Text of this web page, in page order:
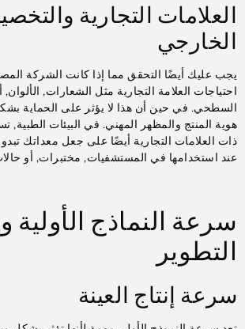
العلامات التجارية
الخارجي
يجب عليك أيضًا التحقق مما إذا كانت الشركة
احتياجات العلامة التجارية مثل الشعارات,
السطحي. في حين أن هذا لا يؤثر على الحماية
ذات العلامات التجارية أيضًا على جعل معداتك تبدو
عند استخدامها في المستشفيات, مختبرات, أو حالات
سرعة النماذج الأولية
التطوير
سرعة إنتاج العينة